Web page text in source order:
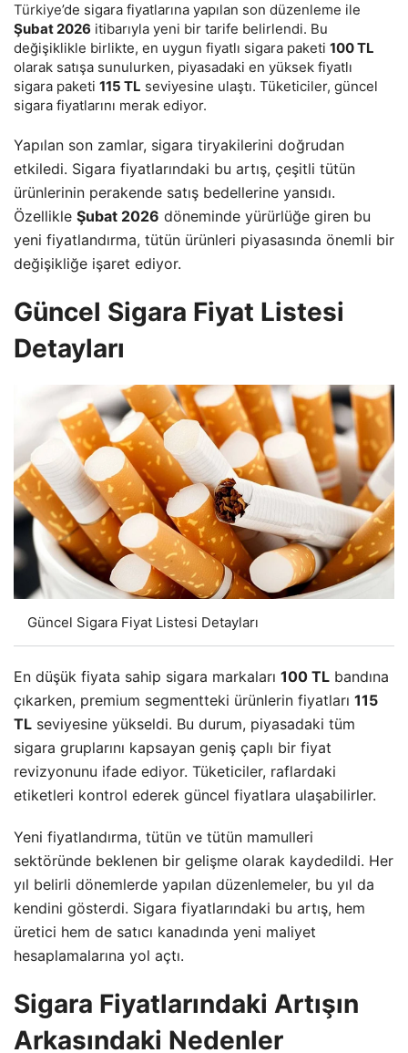
Türkiye’de sigara fiyatlarına yapılan son düzenleme ile
Şubat 2026 itibarıyla yeni bir tarife belirlendi. Bu
değişiklikle birlikte, en uygun fiyatlı sigara paketi 100 TL
olarak satışa sunulurken, piyasadaki en yüksek fiyatlı
sigara paketi 115 TL seviyesine ulaştı. Tüketiciler, güncel
sigara fiyatlarını merak ediyor.
Yapılan son zamlar, sigara tiryakilerini doğrudan
etkiledi. Sigara fiyatlarındaki bu artış, çeşitli tütün
ürünlerinin perakende satış bedellerine yansıdı.
Özellikle Şubat 2026 döneminde yürürlüğe giren bu
yeni fiyatlandırma, tütün ürünleri piyasasında önemli bir
değişikliğe işaret ediyor.
Güncel Sigara Fiyat Listesi
Detayları
Güncel Sigara Fiyat Listesi Detayları
En düşük fiyata sahip sigara markaları 100 TL bandına
çıkarken, premium segmentteki ürünlerin fiyatları 115
TL seviyesine yükseldi. Bu durum, piyasadaki tüm
sigara gruplarını kapsayan geniş çaplı bir fiyat
revizyonunu ifade ediyor. Tüketiciler, raflardaki
etiketleri kontrol ederek güncel fiyatlara ulaşabilirler.
Yeni fiyatlandırma, tütün ve tütün mamulleri
sektöründe beklenen bir gelişme olarak kaydedildi. Her
yıl belirli dönemlerde yapılan düzenlemeler, bu yıl da
kendini gösterdi. Sigara fiyatlarındaki bu artış, hem
üretici hem de satıcı kanadında yeni maliyet
hesaplamalarına yol açtı.
Sigara Fiyatlarındaki Artışın
Arkasındaki Nedenler